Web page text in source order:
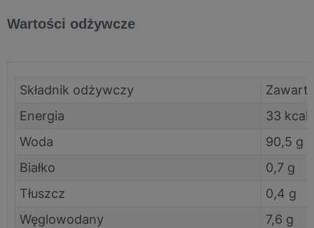
Wartości odżywcze
Składnik odżywczy
Energia
33 kcal
Woda
90,5 g
Białko
0,7 g
Tłuszcz
0,4 g
Węglowodany
7,6 g